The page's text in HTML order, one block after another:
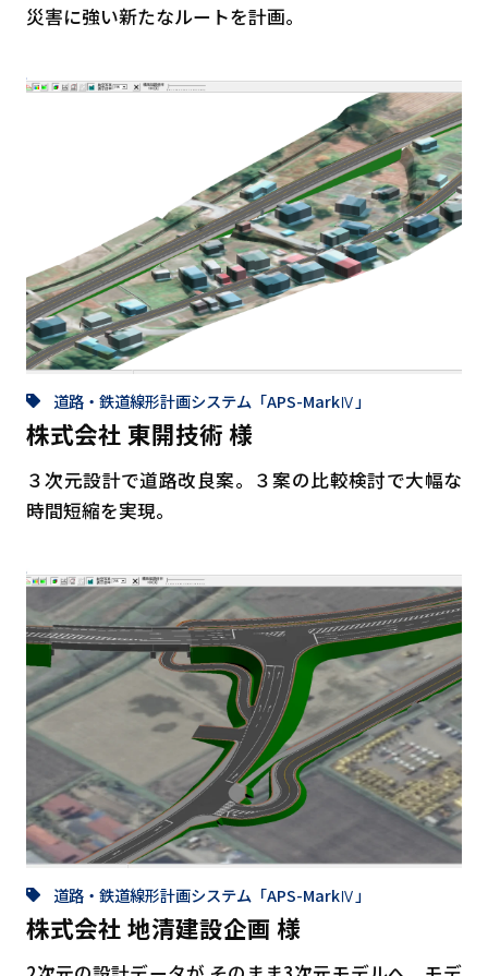
災害に強い新たなルートを計画。
道路・鉄道線形計画システム「APS-MarkⅣ」
株式会社 東開技術 様
３次元設計で道路改良案。３案の比較検討で大幅な
時間短縮を実現。
道路・鉄道線形計画システム「APS-MarkⅣ」
株式会社 地清建設企画 様